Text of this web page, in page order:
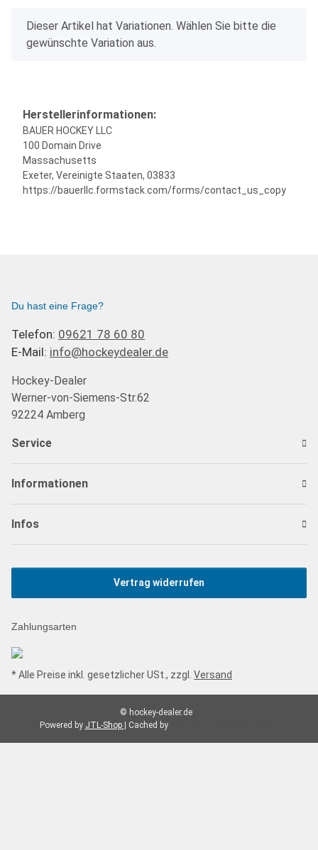
x
Dieser Artikel hat Variationen. Wählen Sie bitte die
gewünschte Variation aus.
Herstellerinformationen:
BAUER HOCKEY LLC
100 Domain Drive
Massachusetts
Exeter, Vereinigte Staaten, 03833
https://bauerllc.formstack.com/forms/contact_us_copy
Du hast eine Frage?
Telefon: 09621 78 60 80
E-Mail: info@hockeydealer.de
Hockey-Dealer
Werner-von-Siemens-Str.62
92224 Amberg
Service
Informationen
Infos
Vertrag widerrufen
Zahlungsarten
* Alle Preise inkl. gesetzlicher USt., zzgl. Versand
© hockey-dealer.de
Powered by JTL-Shop | Cached by